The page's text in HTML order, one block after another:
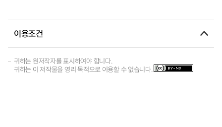
이용조건
귀하는 원저작자를 표시하여야 합니다.
귀하는 이 저작물을 영리 목적으로 이용할 수 없습니다.